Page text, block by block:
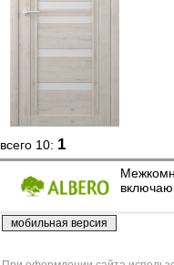
всего 10: 1